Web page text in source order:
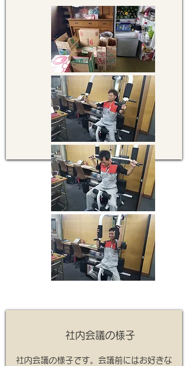
社内会議の様子
社内会議の様子です。会議前にはお好きな